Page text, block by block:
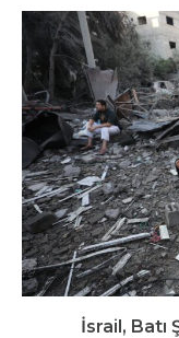
İsrail, Batı